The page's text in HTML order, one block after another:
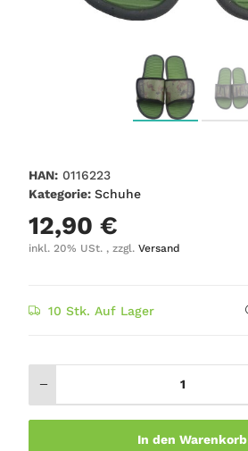
HAN: 0116223
Kategorie: Schuhe
12,90 €
inkl. 20% USt. , zzgl. Versand
10 Stk. Auf Lager
In den Warenkorb